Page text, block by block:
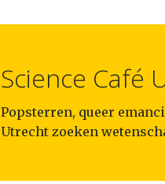
Science Café
Popsterren, queer
Utrecht zoeken